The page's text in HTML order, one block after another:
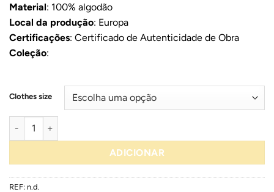
Material: 100% algodão
Local da produção: Europa
Certificações: Certificado de Autenticidade de Obra
Coleção:
Clothes size
Quantidade de Jean-Michel Basquiat white
ADICIONAR
REF: n.d.